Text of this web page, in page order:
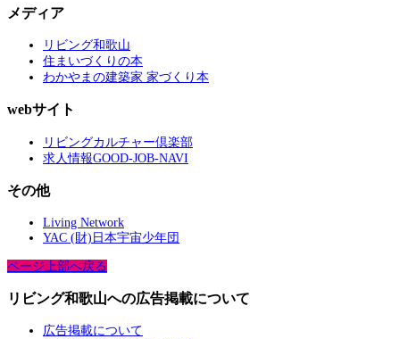
メディア
リビング和歌山
住まいづくりの本
わかやまの建築家 家づくり本
webサイト
リビングカルチャー倶楽部
求人情報GOOD-JOB-NAVI
その他
Living Network
YAC (財)日本宇宙少年団
ページ上部へ戻る
リビング和歌山への広告掲載について
広告掲載について